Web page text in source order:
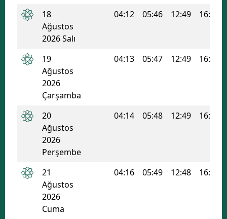
Malatya
Kahramanmaraş
Muş
18
Ağustos
2026 Salı
04:12 05:46 12:49 16:37
19
Ağustos
2026
Çarşamba
04:13 05:47 12:49 16:36
20
Ağustos
2026
Perşembe
04:14 05:48 12:49 16:35
21
Ağustos
2026
Cuma
04:16 05:49 12:48 16:34